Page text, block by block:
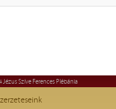
Jézus Szíve Ferences Plébánia